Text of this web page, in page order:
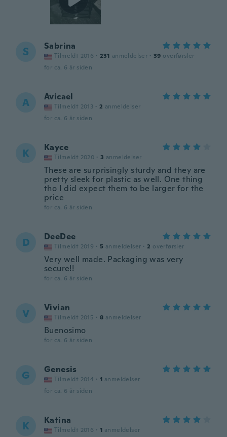
S Sabrina
Tilmeldt 2016 · 231 anmeldelser · 39 overførsler
for ca. 6 år siden
A Avicael
Tilmeldt 2013 · 2 anmeldelser
for ca. 6 år siden
K Kayce
Tilmeldt 2020 · 3 anmeldelser
These are surprisingly sturdy and they are
pretty sleek for plastic as well. One thing
tho I did expect them to be larger for the
price
for ca. 6 år siden
D DeeDee
Tilmeldt 2019 · 5 anmeldelser · 2 overførsler
Very well made. Packaging was very
secure!!
for ca. 6 år siden
V Vivian
Tilmeldt 2015 · 8 anmeldelser
Buenosimo
for ca. 6 år siden
G Genesis
Tilmeldt 2014 · 1 anmeldelser
for ca. 6 år siden
K Katina
Tilmeldt 2016 · 1 anmeldelser